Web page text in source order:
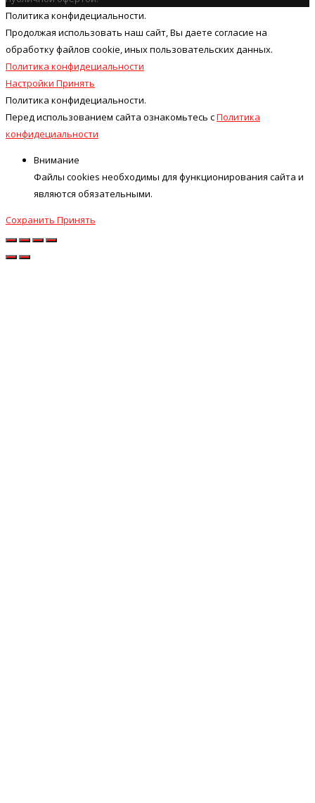
Политика конфидециальности.
Продолжая использовать наш cайт, Вы даете согласие на
обработку файлов cookie, иных пользовательских данных.
Политика конфидециальности
Настройки Принять
Политика конфидециальности.
Перед использованием сайта ознакомьтесь сПолитика
конфидециальности
Внимание
Файлы cookies необходимы для функционирования сайта и
являются обязательными.
Сохранить Принять